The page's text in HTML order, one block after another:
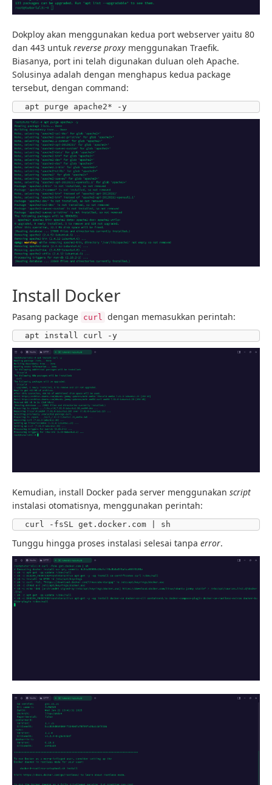
Dokploy akan menggunakan kedua port webserver yaitu 80
dan 443 untuk reverse proxy menggunakan Traefik.
Biasanya, port ini telah digunakan duluan oleh Apache.
Solusinya adalah dengan menghapus kedua package
tersebut, dengan command:
apt purge apache2* -y
Install Docker
Pasang package curl dengan memasukkan perintah:
apt install curl -y
Kemudian, install Docker pada server menggunakan script
instalasi otomatisnya, menggunakan perintah:
curl -fsSL get.docker.com | sh
Tunggu hingga proses instalasi selesai tanpa error.